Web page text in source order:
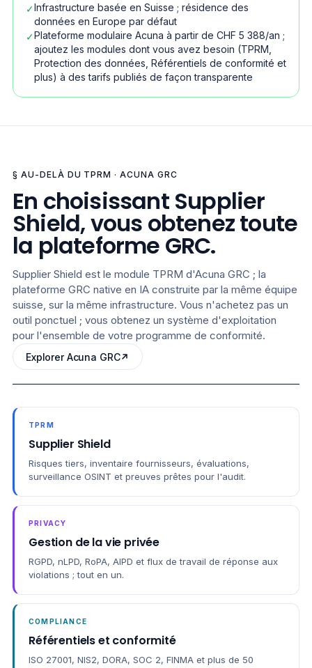
✓Infrastructure basée en Suisse ; résidence des
données en Europe par défaut
✓Plateforme modulaire Acuna à partir de CHF 5 388/an ;
ajoutez les modules dont vous avez besoin (TPRM,
Protection des données, Référentiels de conformité et
plus) à des tarifs publiés de façon transparente
§ AU-DELÀ DU TPRM · ACUNA GRC
En choisissant Supplier
Shield, vous obtenez toute
la plateforme GRC.
Supplier Shield est le module TPRM d'Acuna GRC ; la
plateforme GRC native en IA construite par la même équipe
suisse, sur la même infrastructure. Vous n'achetez pas un
outil ponctuel ; vous obtenez un système d'exploitation
pour l'ensemble de votre programme de conformité.
Explorer Acuna GRC
TPRM
Supplier Shield
Risques tiers, inventaire fournisseurs, évaluations,
surveillance OSINT et preuves prêtes pour l'audit.
PRIVACY
Gestion de la vie privée
RGPD, nLPD, RoPA, AIPD et flux de travail de réponse aux
violations ; tout en un.
COMPLIANCE
Référentiels et conformité
ISO 27001, NIS2, DORA, SOC 2, FINMA et plus de 50